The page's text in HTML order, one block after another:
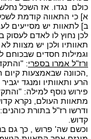
כולם נגדו. אז השכל
א] כי התאווה קודמת
ב] לתאוות יש מסייעים
לכן נחוץ לו לאדם לעסוק
תאוותיו ולכן יש מצוות
וגמילות חסדים שבכוחם
ורז"ל אמרו בספרי:
,הכוונה שבאמצעות
הרע ותאוותיו ומנגד
פירוש נוסף למילה:
מתאוות העולם, נקרא
ודרשו רז"ל בתורת
קדוש.
וכשם שה' פרוש , כך גם